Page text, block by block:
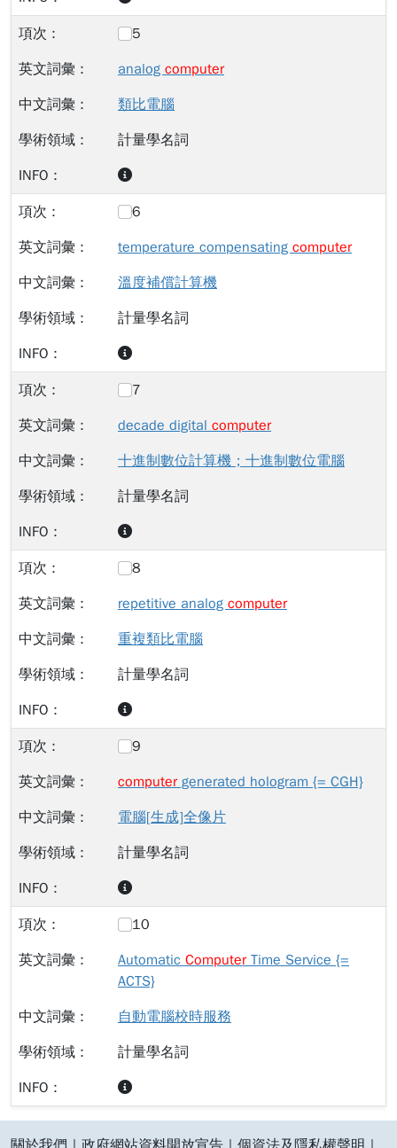
5
analog computer
類比電腦
計量學名詞
6
temperature compensating computer
溫度補償計算機
計量學名詞
7
decade digital computer
十進制數位計算機；十進制數位電腦
計量學名詞
8
repetitive analog computer
重複類比電腦
計量學名詞
9
computergenerated hologram {= CGH}
電腦[生成]全像片
計量學名詞
10
Automatic ComputerTime Service {=
ACTS}
自動電腦校時服務
計量學名詞
:::